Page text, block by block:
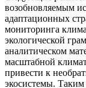
возобновляемым
адаптационных
мониторинга
экологической
аналитическом
масштабной
привести к
экосистемы.